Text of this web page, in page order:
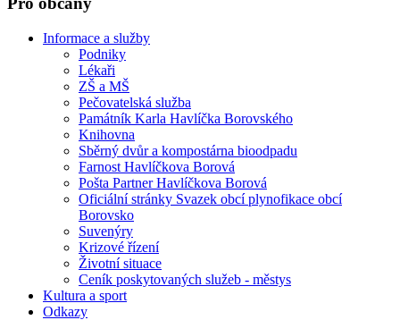
Informace a služby
Podniky
Lékaři
ZŠ a MŠ
Pečovatelská služba
Památník Karla Havlíčka Borovského
Knihovna
Sběrný dvůr a kompostárna bioodpadu
Farnost Havlíčkova Borová
Pošta Partner Havlíčkova Borová
Oficiální stránky Svazek obcí plynofikace obcí
Borovsko
Suvenýry
Krizové řízení
Životní situace
Ceník poskytovaných služeb - městys
Kultura a sport
Odkazy